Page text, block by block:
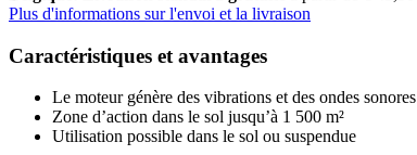
Plus d'informations sur l'envoi et la livraison
Caractéristiques et avantages
Le moteur génère des vibrations et des ondes sonores
Zone d’action dans le sol jusqu’à 1 500 m²
Utilisation possible dans le sol ou suspendue